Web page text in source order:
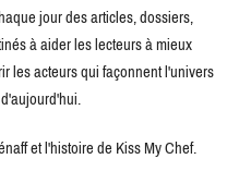
jour des articles, dossiers,
à aider les lecteurs à mieux
les acteurs qui façonnent l'univers
et l'histoire de Kiss My Chef.